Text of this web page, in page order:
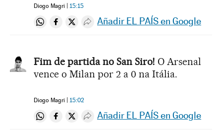
Diogo Magri 15:15
Compartir en Whatsapp
Compartir en Facebook
Compartir en Twitter
Desplegar Redes Sociales
Añadir EL PAÍS en Google
Fim de partida no San Siro! O Arsenal
vence o Milan por 2 a 0 na Itália.
Diogo Magri 15:02
Compartir en Whatsapp
Compartir en Facebook
Compartir en Twitter
Desplegar Redes Sociales
Añadir EL PAÍS en Google